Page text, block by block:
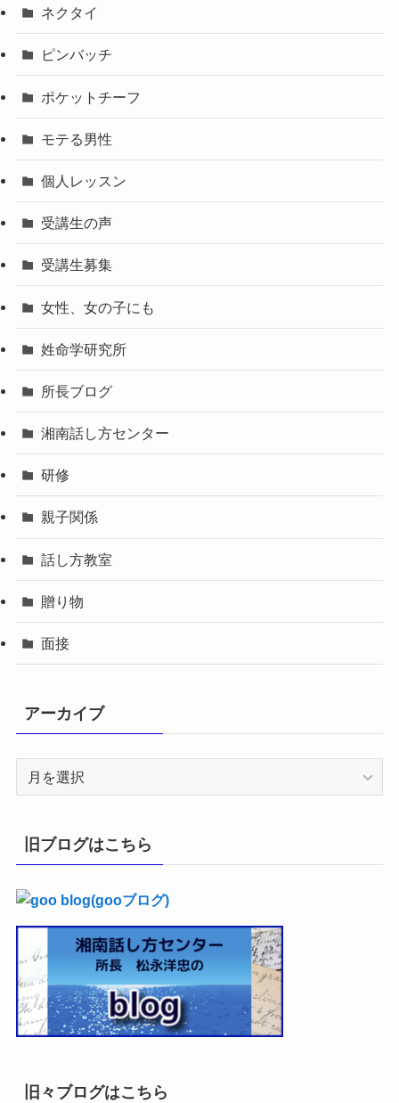
ネクタイ
ピンバッチ
ポケットチーフ
モテる男性
個人レッスン
受講生の声
受講生募集
女性、女の子にも
姓命学研究所
所長ブログ
湘南話し方センター
研修
親子関係
話し方教室
贈り物
面接
アーカイブ
イ
ブ
旧ブログはこちら
旧々ブログはこちら